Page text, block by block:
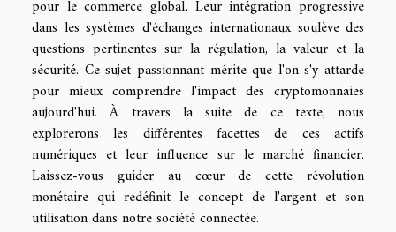
pour le commerce global. Leur intégration progressive
dans les systèmes d'échanges internationaux soulève des
questions pertinentes sur la régulation, la valeur et la
sécurité. Ce sujet passionnant mérite que l'on s'y attarde
pour mieux comprendre l'impact des cryptomonnaies
aujourd'hui. À travers la suite de ce texte, nous
explorerons les différentes facettes de ces actifs
numériques et leur influence sur le marché financier.
Laissez-vous guider au cœur de cette révolution
monétaire qui redéfinit le concept de l'argent et son
utilisation dans notre société connectée.